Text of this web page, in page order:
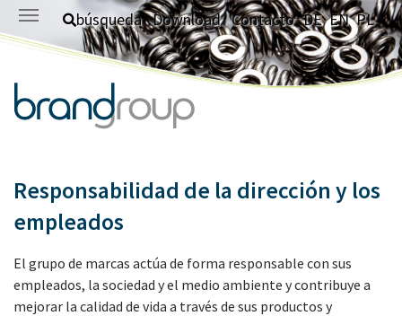
Saltar al contenido principal
búsqueda Download Contacto DE EN PL
Responsabilidad de la dirección y los
empleados
El grupo de marcas actúa de forma responsable con sus
empleados, la sociedad y el medio ambiente y contribuye a
mejorar la calidad de vida a través de sus productos y